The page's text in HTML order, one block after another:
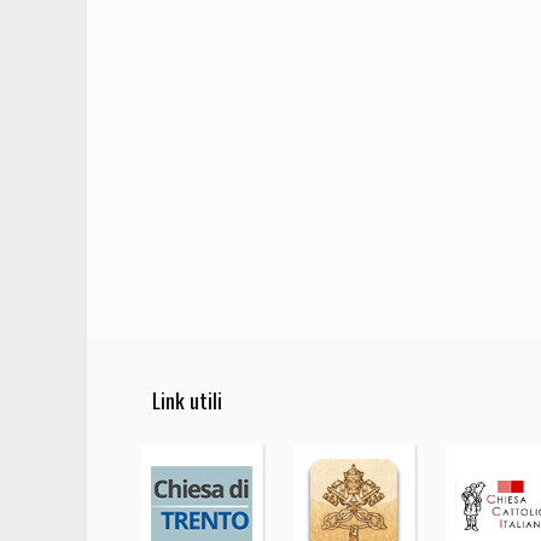
Link utili